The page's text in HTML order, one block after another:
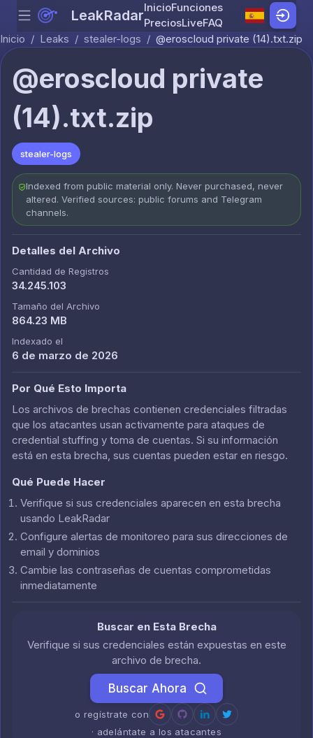
Skip to content
Menu LeakRadarInicioFunciones
PreciosLiveFAQ
Inicio / Leaks / stealer-logs / @eroscloud private (14).txt.zip
@eroscloud private
(14).txt.zip
stealer-logs
Indexed from public material only. Never purchased, never
altered. Verified sources: public forums and Telegram
channels.
Detalles del Archivo
Cantidad de Registros
34.245.103
Tamaño del Archivo
864.23 MB
Indexado el
6 de marzo de 2026
Por Qué Esto Importa
Los archivos de brechas contienen credenciales filtradas
que los atacantes usan activamente para ataques de
credential stuffing y toma de cuentas. Si su información
está en esta brecha, sus cuentas pueden estar en riesgo.
Qué Puede Hacer
Verifique si sus credenciales aparecen en esta brecha
usando LeakRadar
Configure alertas de monitoreo para sus direcciones de
email y dominios
Cambie las contraseñas de cuentas comprometidas
inmediatamente
Buscar en Esta Brecha
Verifique si sus credenciales están expuestas en este
archivo de brecha.
Buscar Ahora
o regístrate con
· adelántate a los atacantes